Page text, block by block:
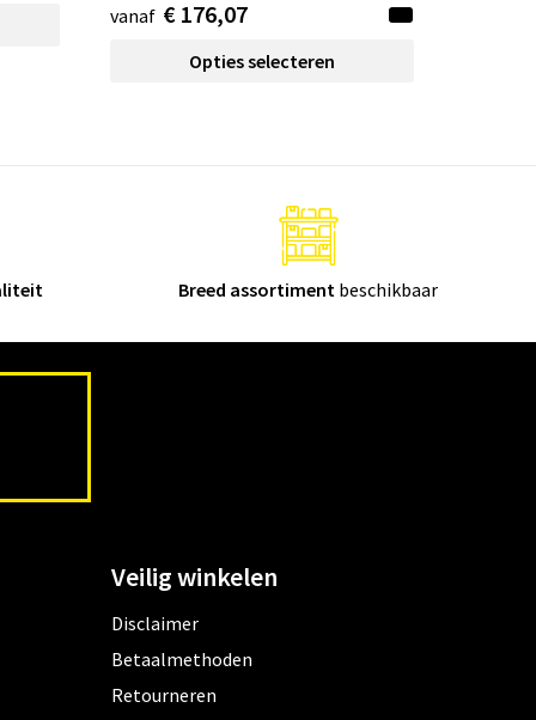
vanaf € 176,07
Opties selecteren
Breed assortiment beschikbaar
Veilig winkelen
Disclaimer
Betaalmethoden
Retourneren